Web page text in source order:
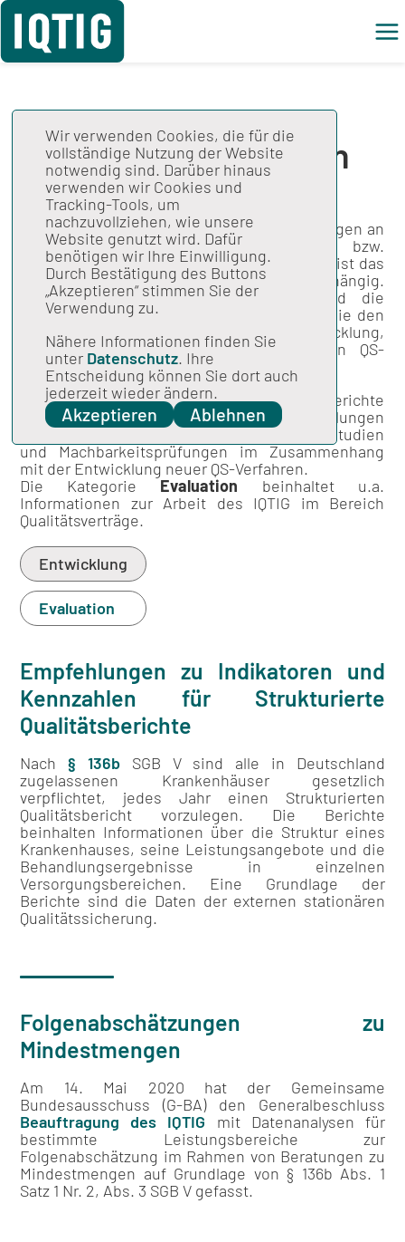
Empfehlungen an den
G-BA: Evaluation
Das IQTIG formuliert in Berichten Empfehlungen an
den G-BA zur Durchführung bzw.
Weiterentwicklung der QS-Verfahren. Dabei ist das
Institut fachlich und wissenschaftlich unabhängig.
In den "Methodischen Grundlagen" sind die
wissenschaftlichen Methoden dargestellt, die den
Empfehlungen des Instituts zur Entwicklung,
Weiterentwicklung und Durchführung von QS-
Verfahren zugrunde liegen.
In der KatgeorieEntwicklungfinden Sie Berichte
und weitere Arbeitsergebnissemit Empfehlungen
an den G-BA. Dazu gehören z.B. Konzeptstudien
und Machbarkeitsprüfungen im Zusammenhang
mit der Entwicklung neuer QS-Verfahren.
Die Kategorie Evaluation beinhaltet u.a.
Informationen zur Arbeit des IQTIG im Bereich
Qualitätsverträge.
Entwicklung
Evaluation
Empfehlungen zu Indikatoren und
Kennzahlen für Strukturierte
Qualitätsberichte
Nach§ 136bSGB V sind alle in Deutschland
zugelassenen Krankenhäuser gesetzlich
verpflichtet, jedes Jahr einen Strukturierten
Qualitätsbericht vorzulegen. Die Berichte
beinhalten Informationen über die Struktur eines
Krankenhauses, seine Leistungsangebote und die
Behandlungsergebnisse in einzelnen
Versorgungsbereichen. Eine Grundlage der
Berichte sind die Daten der externen stationären
Qualitätssicherung.
Folgenabschätzungen zu
Mindestmengen
Am 14. Mai 2020 hat der Gemeinsame
Bundesausschuss (G-BA) den Generalbeschluss
Beauftragung des IQTIG mit Datenanalysen für
bestimmte Leistungsbereiche zur
Folgenabschätzung im Rahmen von Beratungen zu
Mindestmengen auf Grundlage von § 136b Abs. 1
Satz 1 Nr. 2, Abs. 3 SGB V gefasst.
Wir verwenden Cookies, die für die
vollständige Nutzung der Website
notwendig sind. Darüber hinaus
verwenden wir Cookies und
Tracking-Tools, um
nachzuvollziehen, wie unsere
Website genutzt wird. Dafür
benötigen wir Ihre Einwilligung.
Durch Bestätigung des Buttons
„Akzeptieren“ stimmen Sie der
Verwendung zu.
Nähere Informationen finden Sie
unter Datenschutz. Ihre
Entscheidung können Sie dort auch
jederzeit wieder ändern.
Akzeptieren Ablehnen